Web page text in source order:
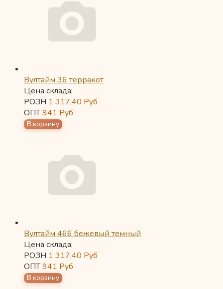
Вултайм 36 терракот
Цена склада:
РОЗН 1 317,40 Руб
ОПТ941 Руб
Вултайм 466 бежевый темный
Цена склада:
РОЗН 1 317,40 Руб
ОПТ941 Руб